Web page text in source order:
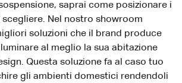
saprai come posizionare i
Nel nostro showroom
soluzioni che il brand produce
al meglio la sua abitazione
Questa soluzione fa al caso tuo
gli ambienti domestici rendendoli